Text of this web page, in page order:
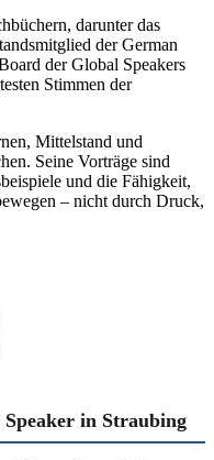
darunter das
der German
der Global Speakers
Stimmen der
Mittelstand und
Seine Vorträge sind
und die Fähigkeit,
– nicht durch Druck,
in Straubing